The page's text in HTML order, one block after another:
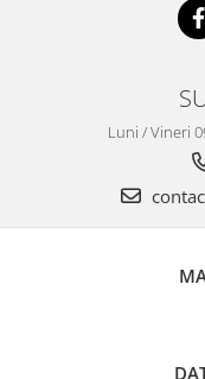
Luni / Vineri